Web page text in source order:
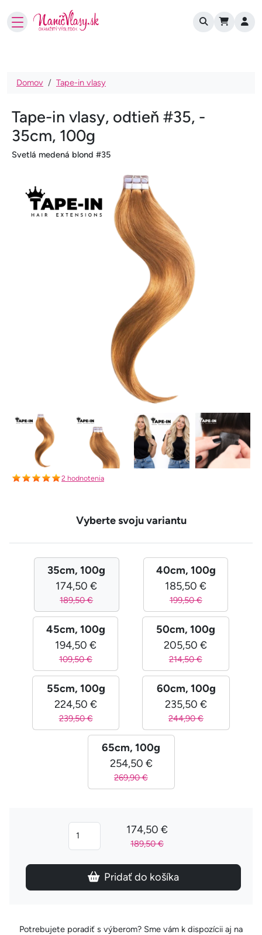
User account
Omrvinka
Domov Tape-in vlasy
Tape-in vlasy, odtieň #35, -
35cm, 100g
Svetlá medená blond #35
2 hodnotenia
Vyberte svoju variantu
35cm, 100g
174,50 €
189,50 €
40cm, 100g
185,50 €
199,50 €
45cm, 100g
194,50 €
109,50 €
50cm, 100g
205,50 €
214,50 €
55cm, 100g
224,50 €
239,50 €
60cm, 100g
235,50 €
244,90 €
65cm, 100g
254,50 €
269,90 €
174,50 €
189,50 €
Pridať do košíka
Potrebujete poradiť s výberom? Sme vám k dispozícii aj na